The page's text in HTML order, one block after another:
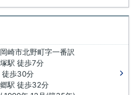
崎市北野町字一番訳
駅 徒歩7分
徒歩30分
駅 徒歩32分